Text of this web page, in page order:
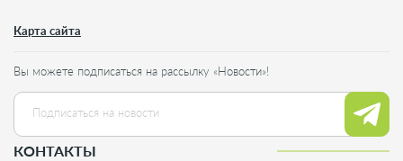
Карта сайта
Вы можете подписаться на рассылку «Новости»!
КОНТАКТЫ